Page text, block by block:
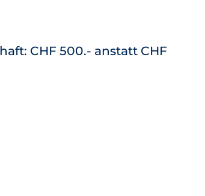
CHF 500.- anstatt CHF